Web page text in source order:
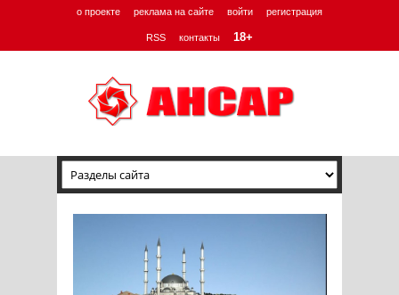
о проекте реклама на сайте войти регистрация
RSS контакты 18+